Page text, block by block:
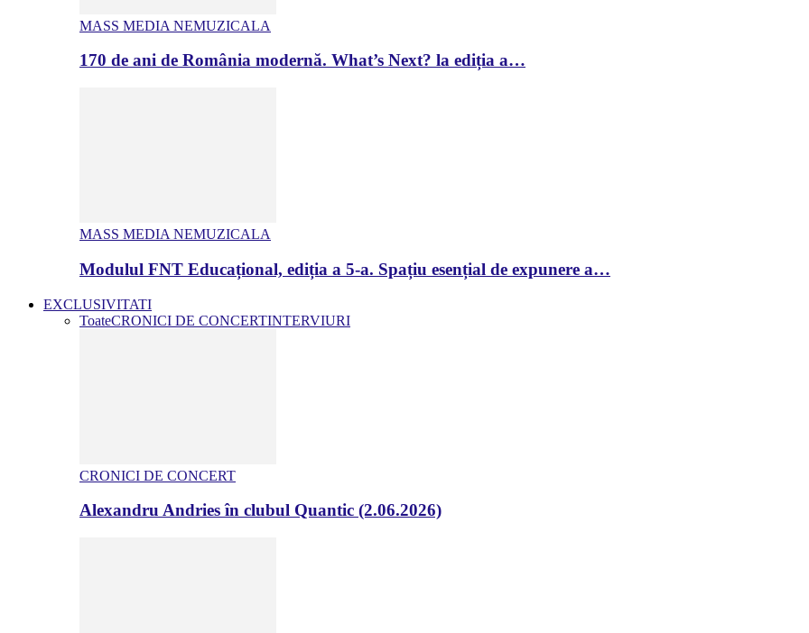
MASS MEDIA NEMUZICALA
170 de ani de România modernă. What’s Next? la ediția a…
MASS MEDIA NEMUZICALA
Modulul FNT Educațional, ediția a 5-a. Spațiu esențial de expunere a…
EXCLUSIVITATI
ToateCRONICI DE CONCERTINTERVIURI
CRONICI DE CONCERT
Alexandru Andries în clubul Quantic (2.06.2026)